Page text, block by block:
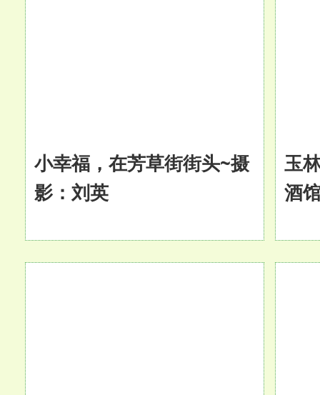
小幸福，在芳草街街头~摄
影：刘英
玉
酒